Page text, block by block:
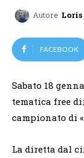
Autore
FACEBOOK
Sabato 18
tematica free
campionato di
La diretta dal